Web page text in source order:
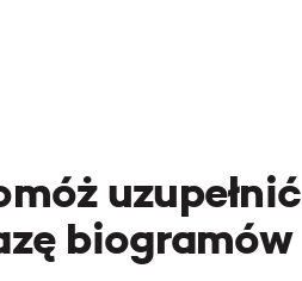
uzupełnić
biogramów